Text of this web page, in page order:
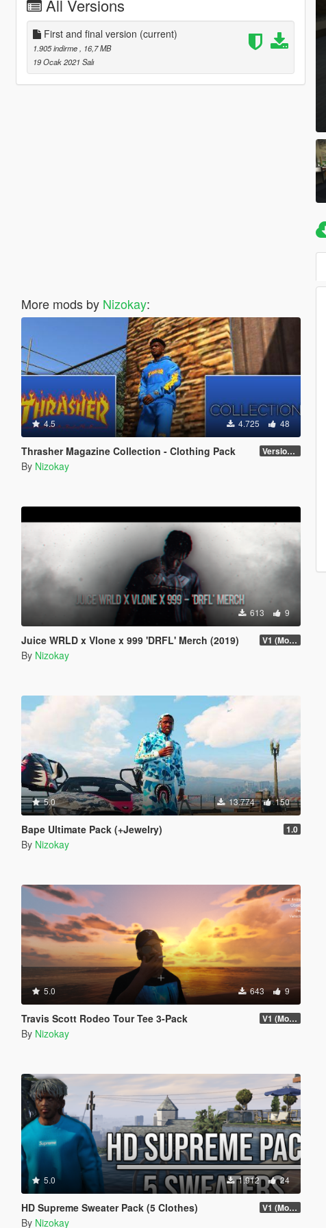
All Versions
First and final version (current)
1.905 indirme
, 16,7 MB
19 Ocak 2021 Salı
More mods by Nizokay:
4.5 4.725 48
Thrasher Magazine Collection - Clothing Pack Version 1.0
By Nizokay
613 9
Juice WRLD x Vlone x 999 'DRFL' Merch (2019) V1 (More items if asked)
By Nizokay
5.0 13.774 150
Bape Ultimate Pack (+Jewelry) 1.0
By Nizokay
5.0 643 9
Travis Scott Rodeo Tour Tee 3-Pack V1 (More items soon)
By Nizokay
5.0 1.912 24
HD Supreme Sweater Pack (5 Clothes) V1 (More items soon)
By Nizokay